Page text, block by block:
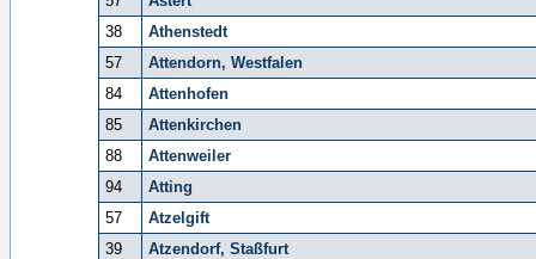
38
Athenstedt
57
Attendorn, Westfalen
84
Attenhofen
85
Attenkirchen
88
Attenweiler
94
Atting
57
Atzelgift
39
Atzendorf, Staßfurt